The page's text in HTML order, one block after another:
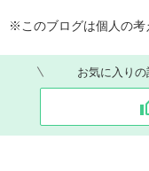
※このブログは個人の考
お気に入り